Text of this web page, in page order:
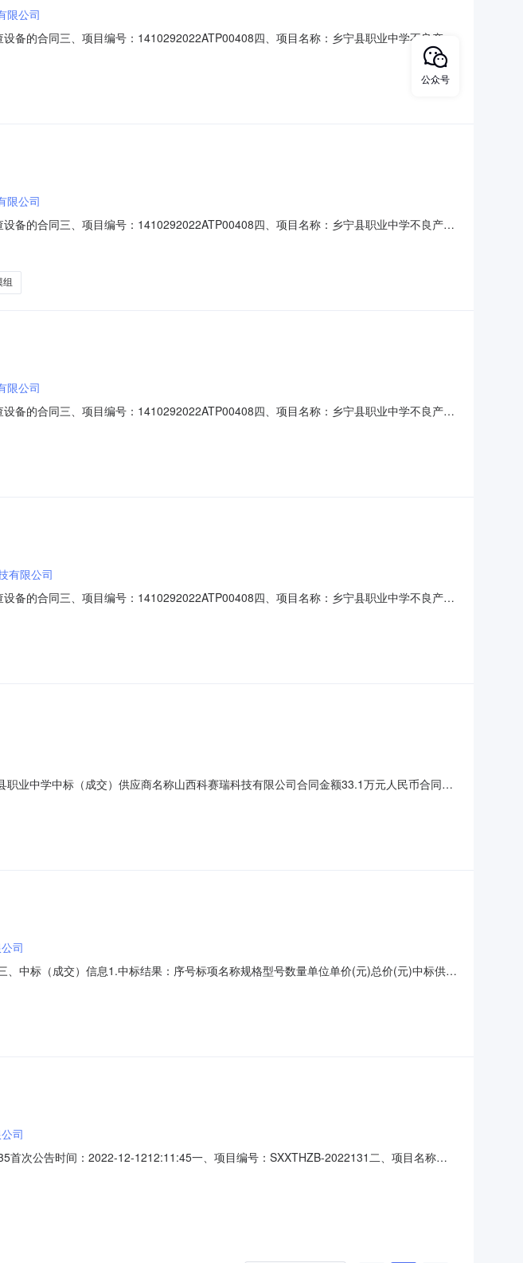
限公司
的合同三、项目编号：1410292022ATP00408四、项目名称：乡宁县职业中学不良产品
方式：18335775599供应商（乙方）：山西科赛瑞科技有限公司地址：山西省长治市长治
主要标的信息：标项一主要标的名称：模组供气系统数量：1.00单价（
限公司
备的合同三、项目编号：1410292022ATP00408四、项目名称：乡宁县职业中学不良产品
主要标的信息：标项一主要标的名称：模组供气系统数量：1.00单价（
组
限公司
备的合同三、项目编号：1410292022ATP00408四、项目名称：乡宁县职业中学不良产品
主要标的信息：标项一主要标的名称：模组供气系统数量：1.00单价（
有限公司
备的合同三、项目编号：1410292022ATP00408四、项目名称：乡宁县职业中学不良产品
主要标的信息：标项一主要标的名称：模组供气系统数量：1.00单价（
业中学中标（成交）供应商名称山西科赛瑞科技有限公司合同金额33.1万元人民币合同期
司
中标（成交）信息1.中标结果：序号标项名称规格型号数量单位单价(元)总价(元)中标供应
号标项名称废标理由其他事项////四、主要标的信息货物类主要标的信息：
司
次公告时间：2022-12-1212:11:45一、项目编号：SXXTHZB-2022131二、项目名称：
山西科赛瑞科技有限公司山西省长治市长治高新技术产业开发区清
公众号